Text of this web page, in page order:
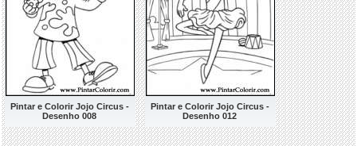
Pintar e Colorir Jojo Circus -
Desenho 008
Pintar e Colorir Jojo Circus -
Desenho 012